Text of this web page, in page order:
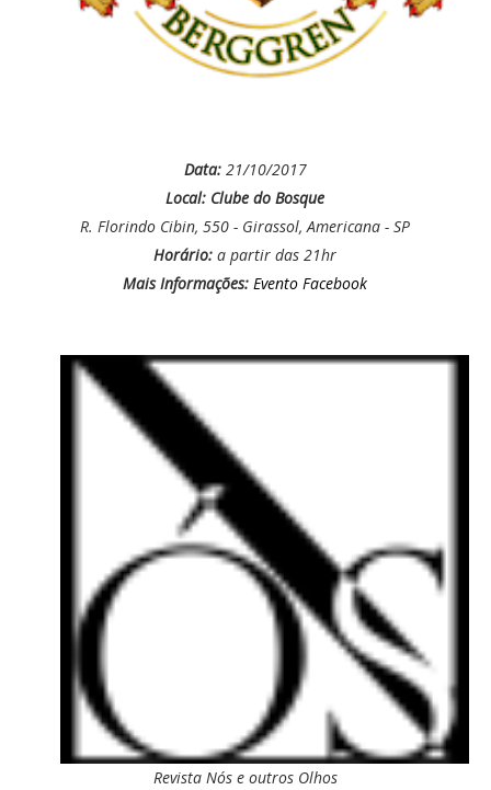
Data: 21/10/2017
Local: Clube do Bosque
R. Florindo Cibin, 550 - Girassol, Americana - SP
Horário:a partir das 21hr
Mais Informações:Evento Facebook
Revista Nós e outros Olhos